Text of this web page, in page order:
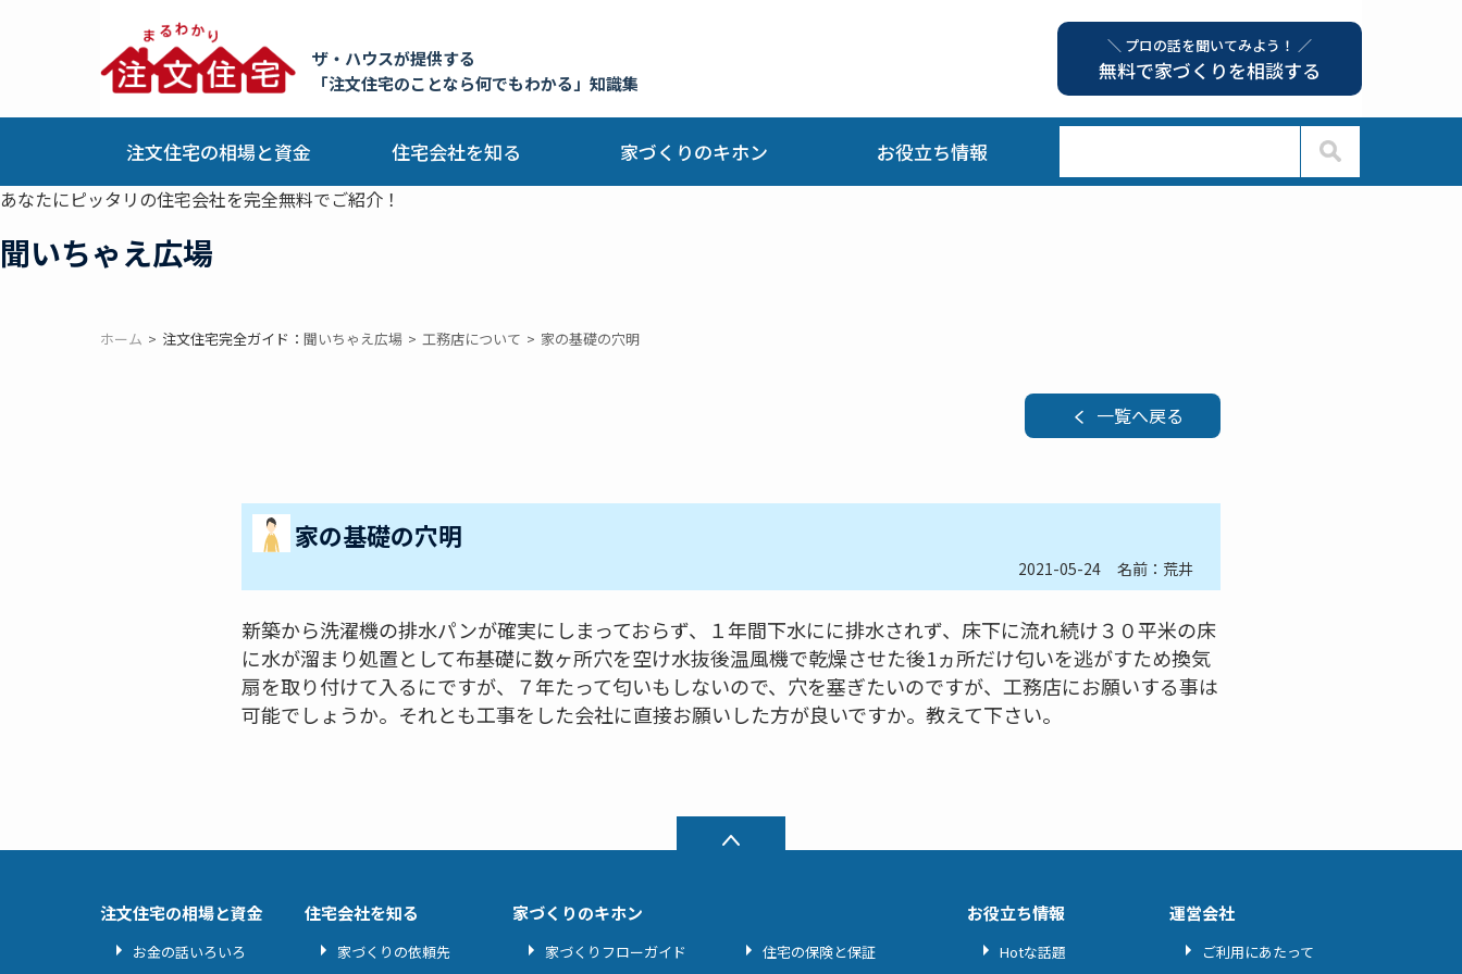
ザ・ハウスが提供する
「注文住宅のことなら何でもわかる」知識集
＼ プロの話を聞いてみよう！ ／
無料で家づくりを相談する
注文住宅の相場と資金 住宅会社を知る 家づくりのキホン お役立ち情報
あなたにピッタリの住宅会社を完全無料でご紹介！
聞いちゃえ広場
ホーム 注文住宅完全ガイド： 聞いちゃえ広場 工務店について 家の基礎の穴明
一覧へ戻る
家の基礎の穴明
2021-05-24 名前：荒井
新築から洗濯機の排水パンが確実にしまっておらず、１年間下水にに排水されず、床下に流れ続け３０平米の床
に水が溜まり処置として布基礎に数ヶ所穴を空け水抜後温風機で乾燥させた後1ヵ所だけ匂いを逃がすため換気
扇を取り付けて入るにですが、７年たって匂いもしないので、穴を塞ぎたいのですが、工務店にお願いする事は
可能でしょうか。それとも工事をした会社に直接お願いした方が良いですか。教えて下さい。
注文住宅の相場と資金
お金の話いろいろ
住宅会社を知る
家づくりの依頼先
家づくりのキホン
家づくりフローガイド
住宅の保険と保証
お役立ち情報
Hotな話題
運営会社
ご利用にあたって